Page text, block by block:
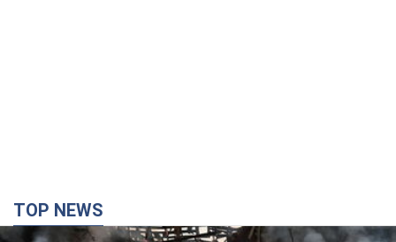
В июле страна-агрессор установила "рекорд" по количеству
запущенных по Украине баллистических ракет